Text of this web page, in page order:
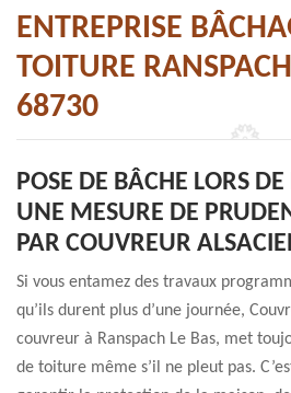
ENTREPRISE
TOITURE
68730
POSE DE BÂCHE LORS
UNE MESURE DE
PAR COUVREUR
Si vous entamez des travaux
qu’ils durent plus d’une journée,
couvreur à Ranspach Le Bas, met
de toiture même s’il ne pleut pas.